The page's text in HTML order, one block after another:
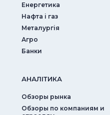
Енергетика
Нафта і газ
Металургія
Агро
Банки
АНАЛIТИКА
Обзоры рынка
Обзоры по компаниям и